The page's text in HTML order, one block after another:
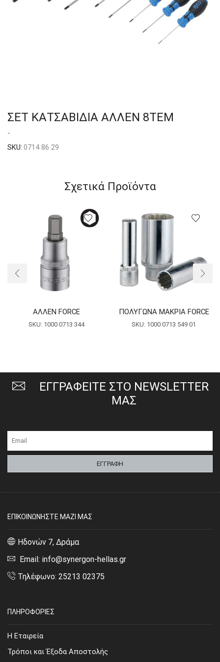
ΣΕΤ ΚΑΤΣΑΒΙΔΙΑ ΑΛΛΕΝ 8ΤΕΜ
-
SKU: 0714 86 29
Σχετικά Προϊόντα
ΑΛΛΕΝ FORCE
SKU: 1000 0713 344
ΠΟΛΥΓΩΝΑ ΜΑΚΡΙΑ FORCE
SKU: 1000 0713 549 01
ΕΓΓΡΑΦΕΙΤΕ ΣΤΟ NEWSLETTER
ΜΑΣ
ΕΠΙΚΟΙΝΩΝΗΣΤΕ ΜΑΖΙ ΜΑΣ
Ηδονών 7, Δράμα
Email: info@synergon-hellas.gr
Τηλέφωνο: 25213 02375
ΠΛΗΡΟΦΟΡΙΕΣ
Η Εταιρεία
Τρόποι και Έξοδα Αποστολής